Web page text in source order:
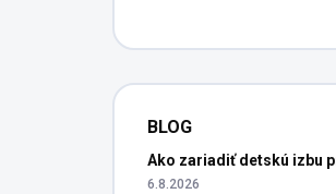
BLOG
Ako zariadiť detskú izbu
6.8.2026